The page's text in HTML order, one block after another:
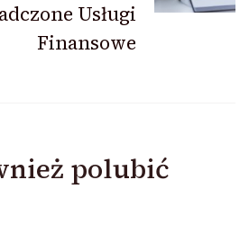
Usługi
Finansowe
polubić